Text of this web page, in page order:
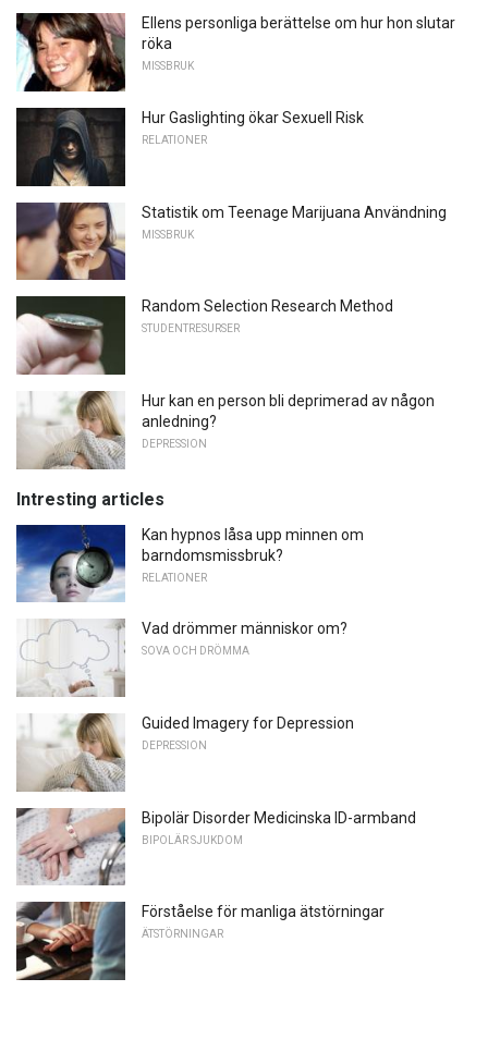
Ellens personliga berättelse om hur hon slutar
röka
MISSBRUK
Hur Gaslighting ökar Sexuell Risk
RELATIONER
Statistik om Teenage Marijuana Användning
MISSBRUK
Random Selection Research Method
STUDENTRESURSER
Hur kan en person bli deprimerad av någon
anledning?
DEPRESSION
Intresting articles
Kan hypnos låsa upp minnen om
barndomsmissbruk?
RELATIONER
Vad drömmer människor om?
SOVA OCH DRÖMMA
Guided Imagery for Depression
DEPRESSION
Bipolär Disorder Medicinska ID-armband
BIPOLÄR SJUKDOM
Förståelse för manliga ätstörningar
ÄTSTÖRNINGAR